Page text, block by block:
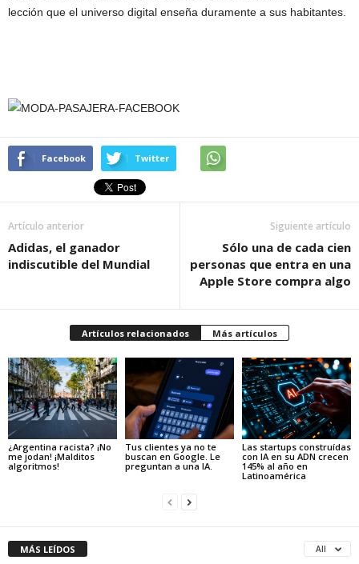
lección que el universo digital enseña duramente a sus habitantes.
Facebook Twitter
Artículo anterior
Adidas, el ganador
indiscutible del Mundial
Siguiente artículo
Sólo una de cada cien
personas que entra en una
Apple Store compra algo
Artículos relacionados Más artículos
¿Argentina racista? ¡No
me jodan! ¡Malditos
algoritmos!
Tus clientes ya no te
buscan en Google. Le
preguntan a una IA.
Las startups construídas
con IA en su ADN crecen
145% al año en
Latinoamérica
MÁS LEÍDOS All